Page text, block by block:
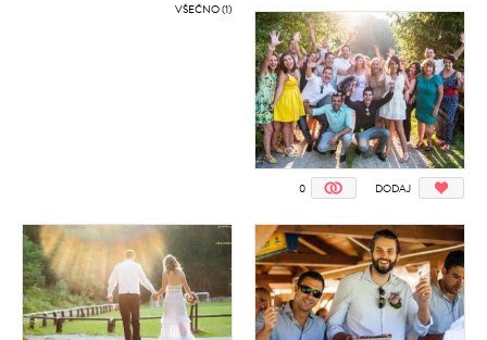
VŠEČNO (1)
DODAJ
0